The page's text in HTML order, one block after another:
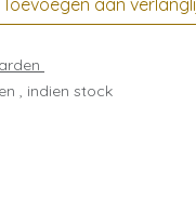
Toevoegen aan
, indien stock